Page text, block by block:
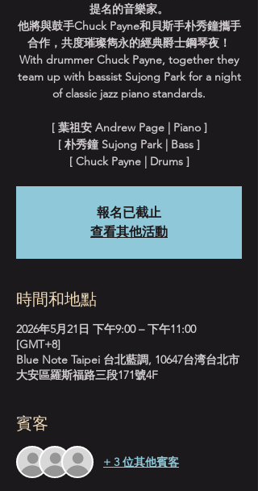
提名的音樂家。
他將與鼓手Chuck Payne和貝斯手朴秀鐘攜手
合作，共度璀璨雋永的經典爵士鋼琴夜！
With drummer Chuck Payne, together they
team up with bassist Sujong Park for a night
of classic jazz piano standards.
[ 葉祖安 Andrew Page | Piano ]
[ 朴秀鐘 Sujong Park | Bass ]
[ Chuck Payne | Drums ]
報名已截止
查看其他活動
時間和地點
2026年5月21日 下午9:00 – 下午11:00
[GMT+8]
Blue Note Taipei 台北藍調, 10647台湾台北市
大安區羅斯福路三段171號4F
賓客
+ 3 位其他賓客